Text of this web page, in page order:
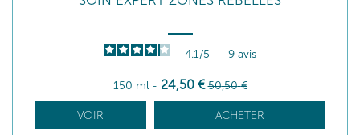
4.1/5 - 9 avis
150 ml - 24,50 € 50,50 €
VOIR ACHETER